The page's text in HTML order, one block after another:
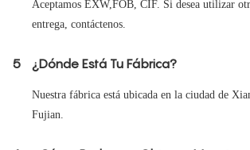
Aceptamos EXW,FOB, CIF. Si desea utilizar
entrega, contáctenos.
5 ¿Dónde Está Tu Fábrica?
Nuestra fábrica está ubicada en la ciudad de
Fujian.